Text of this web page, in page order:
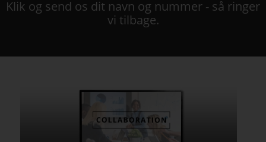
Klik og send os dit navn og nummer - så ringer
vi tilbage.